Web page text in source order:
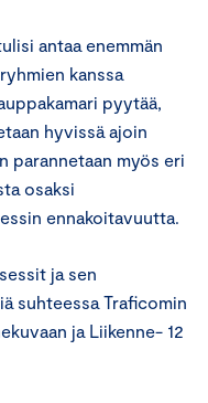
antaa enemmän
kanssa
pyytää,
hyvissä ajoin
parannetaan myös eri
osaksi
ennakoitavuutta.
ja sen
suhteessa Traficomin
ja Liikenne- 12